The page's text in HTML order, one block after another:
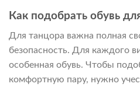
Как подобрать обувь
Для танцора важна полная
безопасность. Для каждого
особенная обувь. Чтобы
комфортную пару, нужно